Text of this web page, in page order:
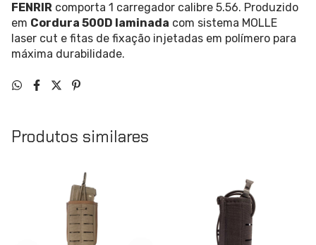
FENRIR comporta 1 carregador calibre 5.56. Produzido
em Cordura 500D laminada com sistema MOLLE
laser cut e fitas de fixação injetadas em polímero para
máxima durabilidade.
Produtos similares